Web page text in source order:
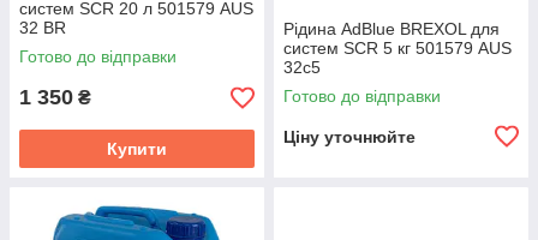
систем SCR 20 л 501579 AUS
32 BR
Готово до відправки
1 350 ₴
Купити
Рідина AdBlue BREXOL для
систем SCR 5 кг 501579 AUS
32c5
Готово до відправки
Ціну уточнюйте